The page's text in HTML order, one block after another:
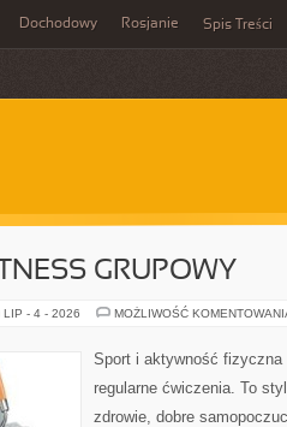
Dochodowy Rosjanie Spis Treści
GRUPOWY
LIP - 4 - 2026 MOŻLIWOŚĆ
Sport i aktywność
regularne ćwiczenia. To
zdrowie, dobre